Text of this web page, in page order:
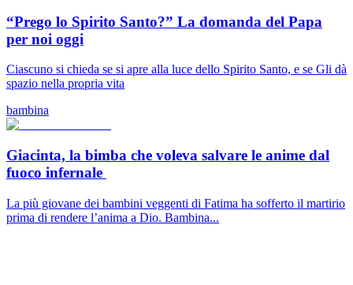
“Prego lo Spirito Santo?” La domanda del Papa
per noi oggi
Ciascuno si chieda se si apre alla luce dello Spirito Santo, e se Gli dà
spazio nella propria vita
bambina
Giacinta, la bimba che voleva salvare le anime dal
fuoco infernale
La più giovane dei bambini veggenti di Fatima ha sofferto il martirio
prima di rendere l’anima a Dio. Bambina...